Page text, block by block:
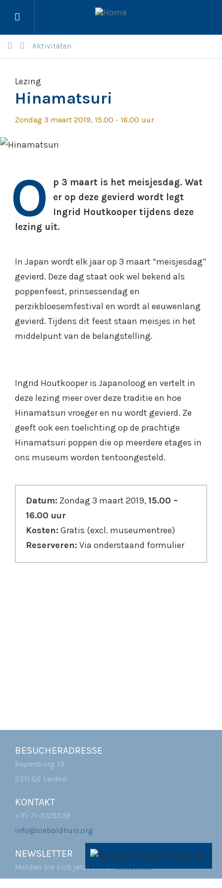
Menü
Aktivitäten
Lezing
Hinamatsuri
Zondag 3 maart 2019, 15.00 - 16.00 uur
O
p 3 maart is het meisjesdag. Wat
er op deze gevierd wordt legt
Ingrid Houtkooper tijdens deze
lezing uit.
In Japan wordt elk jaar op 3 maart “meisjesdag”
gevierd. Deze dag staat ook wel bekend als
poppenfeest, prinsessendag en
perzikbloesemfestival en wordt al eeuwenlang
gevierd. Tijdens dit feest staan meisjes in het
middelpunt van de belangstelling.
Ingrid Houtkooper is Japanoloog en vertelt in
deze lezing meer over deze traditie en hoe
Hinamatsuri vroeger en nu wordt gevierd. Ze
geeft ook een toelichting op de prachtige
Hinamatsuri poppen die op meerdere etages in
ons museum worden tentoongesteld.
Datum: Zondag 3 maart 2019, 15.00 –
16.00 uur
Kosten: Gratis (excl. museumentree)
Reserveren: Via onderstaand formulier
BESUCHERADRESSE
Rapenburg 19
2311 GE Leiden
KONTAKT
+31-71-5125539
info@sieboldhuis.org
NEWSLETTER
Melden Sie sich jetzt an fürNewsletter